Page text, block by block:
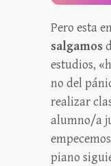
Pero esta
salgamos
estudios,
no del
realizar
alumno/a
piano